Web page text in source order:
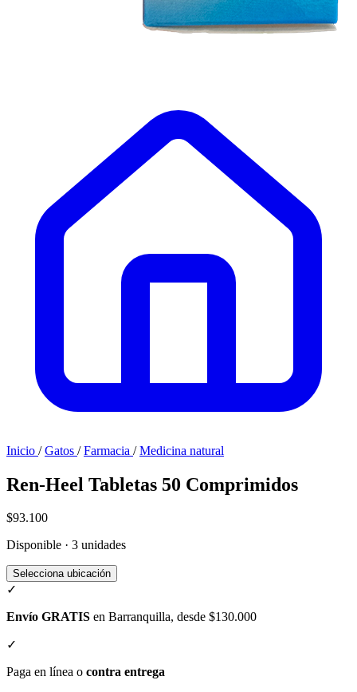
Inicio / Gatos / Farmacia / Medicina natural
Ren-Heel Tabletas 50 Comprimidos
$93.100
Disponible · 3 unidades
Selecciona ubicación
✓
Envío GRATIS en Barranquilla, desde $130.000
✓
Paga en línea o contra entrega